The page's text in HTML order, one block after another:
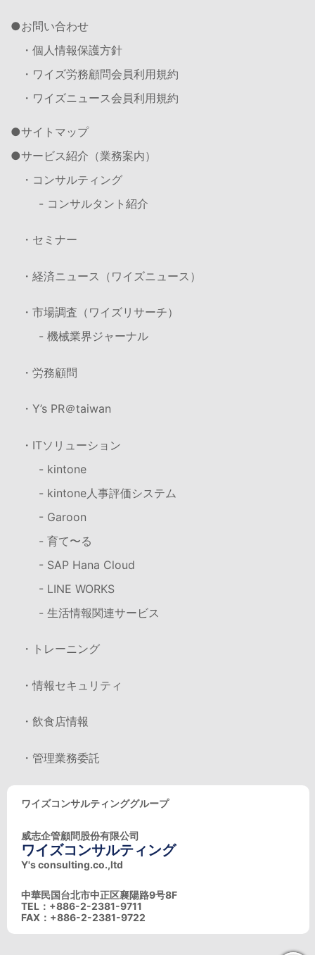
お問い合わせ
・個人情報保護方針
・ワイズ労務顧問会員利用規約
・ワイズニュース会員利用規約
サイトマップ
サービス紹介（業務案内）
・コンサルティング
- コンサルタント紹介
・セミナー
・経済ニュース（ワイズニュース）
・市場調査（ワイズリサーチ）
- 機械業界ジャーナル
・労務顧問
・Y’s PR＠taiwan
・ITソリューション
- kintone
- kintone人事評価システム
- Garoon
- 育て〜る
- SAP Hana Cloud
- LINE WORKS
- 生活情報関連サービス
・トレーニング
・情報セキュリティ
・飲食店情報
・管理業務委託
ワイズコンサルティンググループ
威志企管顧問股份有限公司
ワイズコンサルティング
Y's consulting.co.,ltd
中華民国台北市中正区襄陽路9号8F
TEL：+886-2-2381-9711
FAX：+886-2-2381-9722